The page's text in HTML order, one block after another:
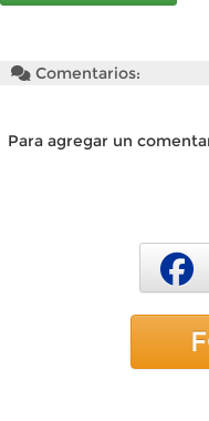
Comentarios:
Para agregar un